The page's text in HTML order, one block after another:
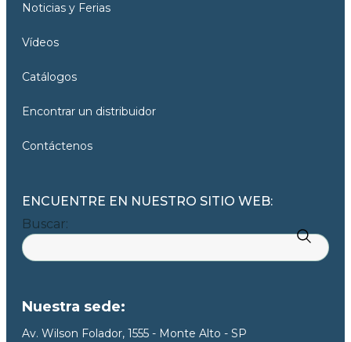
Noticias y Ferias
Vídeos
Catálogos
Encontrar un distribuidor
Contáctenos
ENCUENTRE EN NUESTRO SITIO WEB:
Buscar:
Nuestra sede:
Av. Wilson Folador, 1555 - Monte Alto - SP